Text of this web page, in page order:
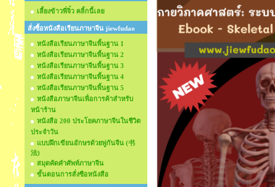
เลี้ยงข้าวพี่จิ๋ว คลิ้กนี้เลย
สั่งซื้อหนังสือเรียนภาษาจีน jiewfudao
หนังสือเรียนภาษาจีนพื้นฐาน 1
หนังสือเรียนภาษาจีนพื้นฐาน 2
หนังสือเรียนภาษาจีนพื้นฐาน 3
หนังสือเรียนภาษาจีนพื้นฐาน 4
หนังสือเรียนภาษาจีนพื้นฐาน 5
หนังสือภาษาจีนเพื่อการค้าสำหรับ
หน้าร้าน
หนังสือ 200 ประโยคภาษาจีนในชีวิต
ประจำวัน
แบบฝึกเขียนอักษรด้วยพู่กันจีน (书
法)
สมุดคัดคำศัพท์ภาษาจีน
ขั้นตอนการสั่งซือหนังสือ